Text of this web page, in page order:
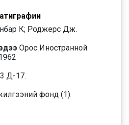
К; Роджерс Дж.
Орос Иностранной
Д-17.
фонд (1).